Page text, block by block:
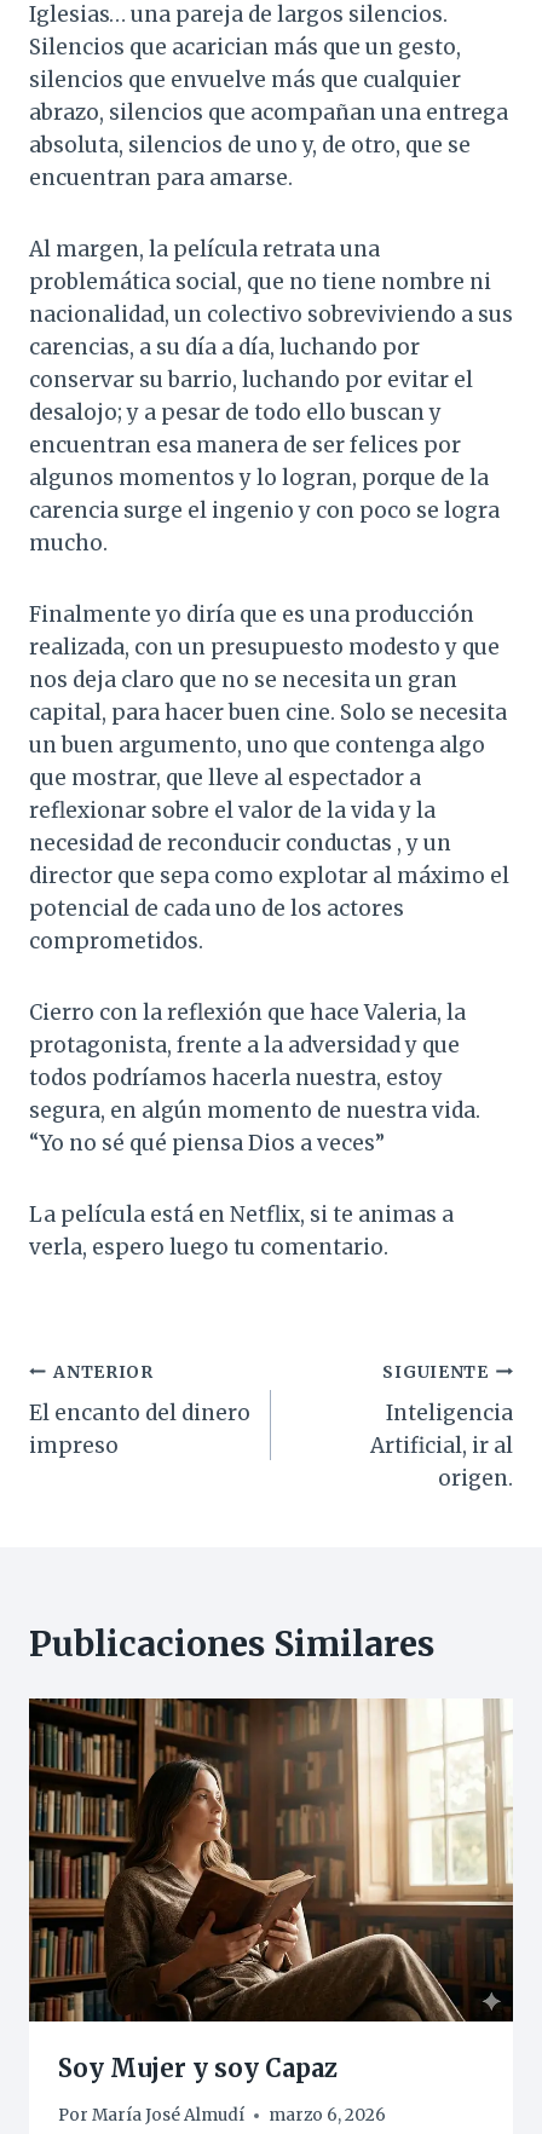
Iglesias… una pareja de largos silencios.
Silencios que acarician más que un gesto,
silencios que envuelve más que cualquier
abrazo, silencios que acompañan una entrega
absoluta, silencios de uno y, de otro, que se
encuentran para amarse.
Al margen, la película retrata una
problemática social, que no tiene nombre ni
nacionalidad, un colectivo sobreviviendo a sus
carencias, a su día a día, luchando por
conservar su barrio, luchando por evitar el
desalojo; y a pesar de todo ello buscan y
encuentran esa manera de ser felices por
algunos momentos y lo logran, porque de la
carencia surge el ingenio y con poco se logra
mucho.
Finalmente yo diría que es una producción
realizada, con un presupuesto modesto y que
nos deja claro que no se necesita un gran
capital, para hacer buen cine. Solo se necesita
un buen argumento, uno que contenga algo
que mostrar, que lleve al espectador a
reflexionar sobre el valor de la vida y la
necesidad de reconducir conductas , y un
director que sepa como explotar al máximo el
potencial de cada uno de los actores
comprometidos.
Cierro con la reflexión que hace Valeria, la
protagonista, frente a la adversidad y que
todos podríamos hacerla nuestra, estoy
segura, en algún momento de nuestra vida.
“Yo no sé qué piensa Dios a veces”
La película está en Netflix, si te animas a
verla, espero luego tu comentario.
Navegación
de
ANTERIOR
El encanto del dinero
impreso
SIGUIENTE
Inteligencia
Artificial, ir al
origen.
Publicaciones Similares
Soy Mujer y soy Capaz
Por María José Almudí marzo 6, 2026